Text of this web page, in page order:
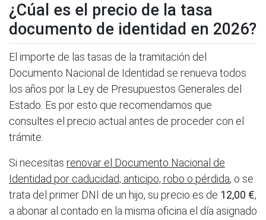
¿Cúal es el precio de la tasa
documento de identidad en 2026?
El importe de las tasas de la tramitación del
Documento Nacional de Identidad se renueva todos
los años por la Ley de Presupuestos Generales del
Estado. Es por esto que recomendamos que
consultes el precio actual antes de proceder con el
trámite.
Si necesitas renovar el Documento Nacional de
Identidad por caducidad, anticipo, robo o pérdida, o se
trata del primer DNI de un hijo, su precio es de 12,00 €,
a abonar al contado en la misma oficina el día asignado